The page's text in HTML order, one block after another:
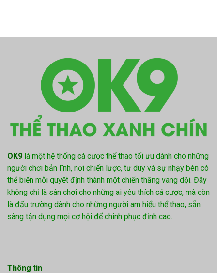
OK9 là một hệ thống cá cược thể thao tối ưu dành cho những
người chơi bản lĩnh, nơi chiến lược, tư duy và sự nhạy bén có
thể biến mỗi quyết định thành một chiến thắng vang dội. Đây
không chỉ là sân chơi cho những ai yêu thích cá cược, mà còn
là đấu trường dành cho những người am hiểu thể thao, sẵn
sàng tận dụng mọi cơ hội để chinh phục đỉnh cao.
Thông tin